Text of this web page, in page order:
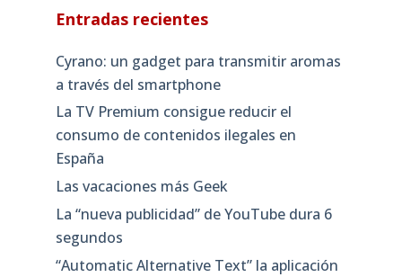
Entradas recientes
Cyrano: un gadget para transmitir aromas
a través del smartphone
La TV Premium consigue reducir el
consumo de contenidos ilegales en
España
Las vacaciones más Geek
La “nueva publicidad” de YouTube dura 6
segundos
“Automatic Alternative Text” la aplicación